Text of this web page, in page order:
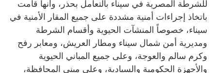
للشرطة المصرية في سيناء بالتعامل بحذر، وأنها قامت
باتخاذ إجراءات أمنية مشددة على جميع المقار الأمنية في
سيناء، خصوصاً المنشآت الحيوية وأقسام الشرطة
ومديرية أمن شمال سيناء ومطار العريش، ومعابر رفح
وكرم سالم والعوجة، وعلى جميع المباني الحيوية
والأجهزة الحكومية والسيادية، وعلى مبنى المحافظة،